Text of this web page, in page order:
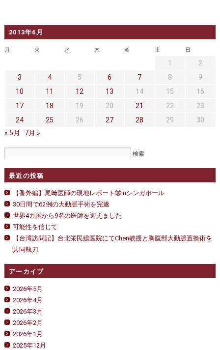
診察をご希望の方へ
大動脈瘤を指摘されたら？ 診療の流れ
セカンドオピニオン 治療費について
正しい病院の選び方
外来予約をされた方へ
採用・医療関係の方へ
私どもの特色 治療目的と治療対象
手術概要 ご紹介いただく場合
医師募集情報 ドクターカー
トピックス一覧
アーカイブ
動
2013年6月
月 火 水 木 金 土 日
1
2
3
4 5 6 7 8
9
10
11 12 13 14 15
16
17
18 19 20 21 22
23
24
25 26 27 28 29
30
« 5月
7月 »
最近の投稿
【番外編】尾﨑医師の現地レポート㉚inシンガポール
30日間で62例の大動脈手術を完遂
世界4カ国から9名の医師を迎えました
可能性を信じて
【台湾訪問記】台北栄民総医院にてChen教授と胸腹部大動脈置換術を
共同執刀
アーカイブ
2026年5月
2026年4月
2026年3月
2026年2月
2026年1月
2025年12月